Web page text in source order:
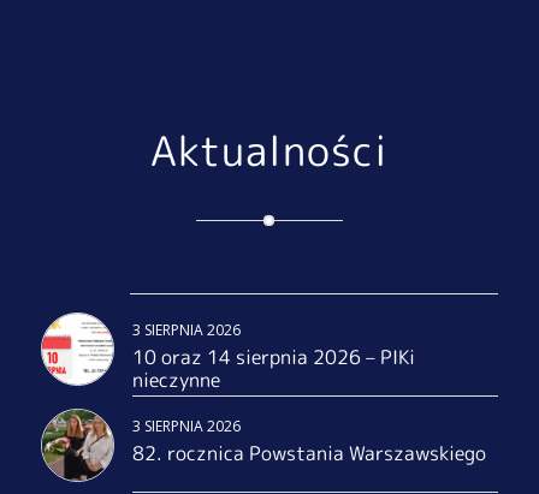
Aktualności
3 SIERPNIA 2026
10 oraz 14 sierpnia 2026 – PIKi
nieczynne
3 SIERPNIA 2026
82. rocznica Powstania Warszawskiego